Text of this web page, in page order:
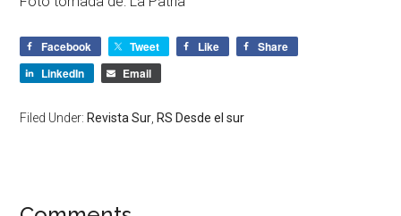
Facebook Tweet Like
Share
LinkedIn
Email
Filed Under:Revista Sur ,RS Desde el sur